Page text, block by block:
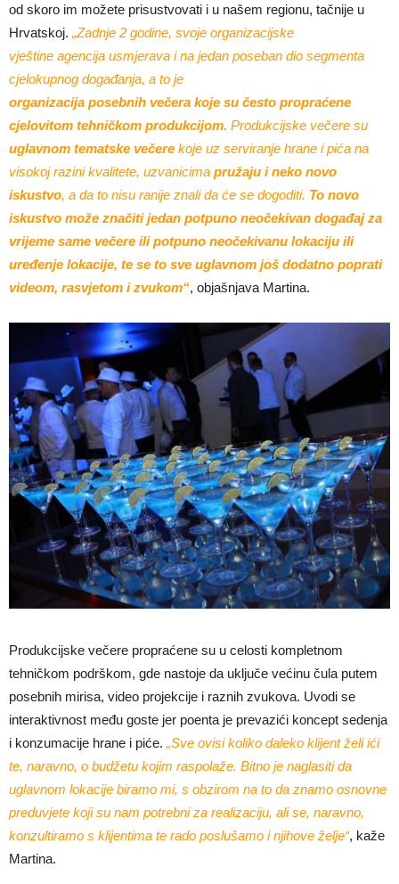
od skoro im možete prisustvovati i u našem regionu, tačnije u
Hrvatskoj. „Zadnje 2 godine, svoje organizacijske
vještine agencija usmjerava i na jedan poseban dio segmenta
cjelokupnog događanja, a to je
organizacija posebnih večera koje su često propraćene
cjelovitom tehničkom produkcijom. Produkcijske večere su
uglavnom tematske večere koje uz serviranje hrane i pića na
visokoj razini kvalitete, uzvanicima pružaju i neko novo
iskustvo, a da to nisu ranije znali da će se dogoditi. To novo
iskustvo može značiti jedan potpuno neočekivan događaj za
vrijeme same večere ili potpuno neočekivanu lokaciju ili
uređenje lokacije, te se to sve uglavnom još dodatno poprati
videom, rasvjetom i zvukom“, objašnjava Martina.
Produkcijske večere propraćene su u celosti kompletnom
tehničkom podrškom, gde nastoje da uključe većinu čula putem
posebnih mirisa, video projekcije i raznih zvukova. Uvodi se
interaktivnost među goste jer poenta je prevazići koncept sedenja
i konzumacije hrane i piće. „Sve ovisi koliko daleko klijent želi ići
te, naravno, o budžetu kojim raspolaže. Bitno je naglasiti da
uglavnom lokacije biramo mi, s obzirom na to da znamo osnovne
preduvjete koji su nam potrebni za realizaciju, ali se, naravno,
konzultiramo s klijentima te rado poslušamo i njihove želje“, kaže
Martina.